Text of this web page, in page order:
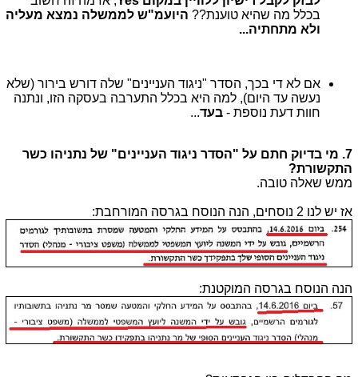
בכלל מה שהיא טוענת?? היועמ"ש לממשלה נמצא מעליה
ולא מתחתיה...
אם לא די בכך, הסדר "ניגוד העניינים" שלה דורש בירור (שלא
נעשה עד היום), למה היא בכלל התערבה בעסקה הזו, ונתנה
חוות דעת נוספת - בעד...
7. מי בדיוק חתם על "הסדר ניגוד העניינים" של נתניהו כשר
התקשורת?
ממש שאלה טובה.
אז יש לנו 2 נוסחים, הנה הנוסח בגרסה המורחבת:
הנה הנוסח בגרסה המוקטנת: